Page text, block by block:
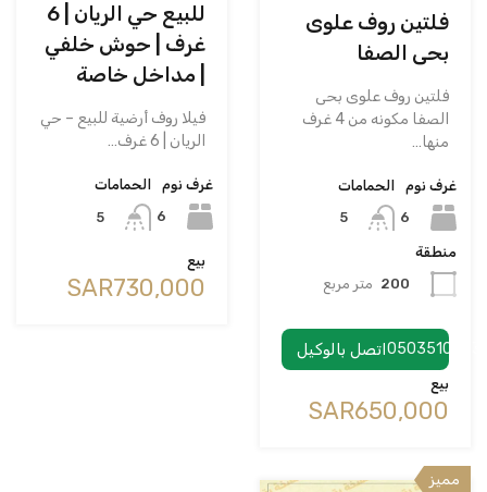
فلتين روف علوى
بحى الصفا
فلتين روف علوى بحى
الصفا مكونه من 4 غرف
منها…
غرف نوم
6
الحمامات
5
منطقة
200 متر مربع
اتصل بالوكيل0503510953
بيع
‪SAR650,000
للبيع حي الريان | 6
غرف | حوش خلفي
| مداخل خاصة
فيلا روف أرضية للبيع – حي
الريان | 6 غرف…
غرف نوم
6
الحمامات
5
بيع
‪SAR730,000
مميز